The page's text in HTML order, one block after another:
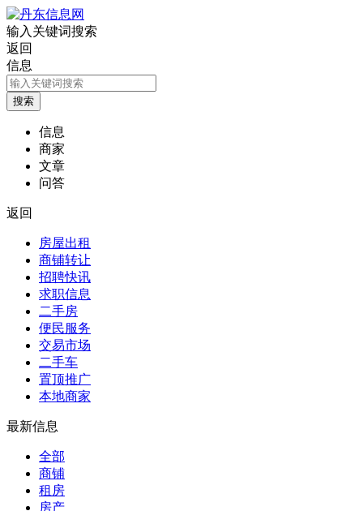
输入关键词搜索
返回
信息
信息
商家
文章
问答
返回
房屋出租
商铺转让
招聘快讯
求职信息
二手房
便民服务
交易市场
二手车
置顶推广
本地商家
最新信息
全部
商铺
租房
房产